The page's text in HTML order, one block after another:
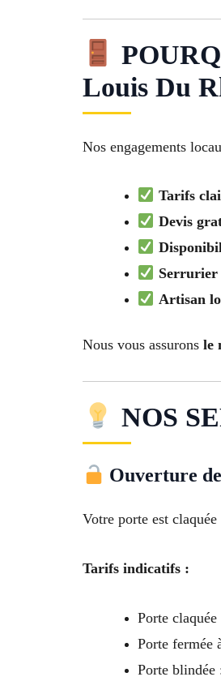
Louis Du
Nos engagements
Tarifs
Devis
Serrurier
Artisan
Nous vous assurons le
NOS
Ouverture
Votre porte est
Tarifs indicatifs :
Porte claquée
Porte fermée
Porte blindée